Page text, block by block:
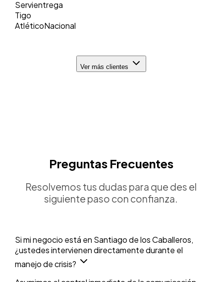
Servientrega
Tigo
AtléticoNacional
Ver más clientes
Preguntas Frecuentes
Resolvemos tus dudas para que des el
siguiente paso con confianza.
Si mi negocio está en Santiago de los Caballeros,
¿ustedes intervienen directamente durante el
manejo de crisis?